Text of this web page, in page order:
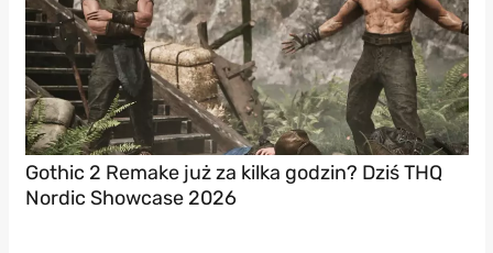
Gothic 2 Remake już za kilka godzin? Dziś THQ
Nordic Showcase 2026